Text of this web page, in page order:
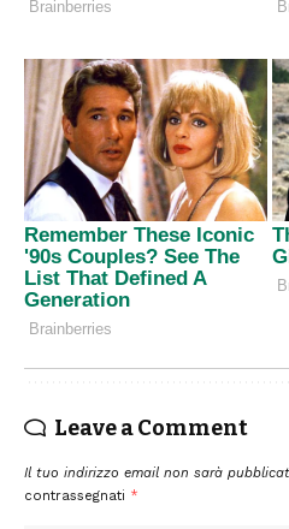
Leave a Comment
Il tuo indirizzo email non sarà
contrassegnati *